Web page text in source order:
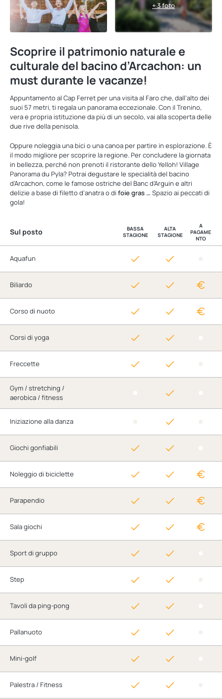
+ 3 foto
Scoprire il patrimonio naturale e
culturale del bacino d’Arcachon: un
must durante le vacanze!
Appuntamento al Cap Ferret per una visita al Faro che, dall’alto dei
suoi 57 metri, ti regala un panorama eccezionale. Con il Trenino,
vera e propria istituzione da più di un secolo, vai alla scoperta delle
due rive della penisola.
Oppure noleggia una bici o una canoa per partire in esplorazione. È
il modo migliore per scoprire la regione. Per concludere la giornata
in bellezza, perché non prenoti il ristorante dello Yelloh! Village
Panorama du Pyla? Potrai degustare le specialità del bacino
d’Arcachon, come le famose ostriche del Banc d’Arguin e altri
delizie a base di filetto d’anatra o di foie gras … Spazio ai peccati di
gola!
Sul posto
BASSA
STAGIONE
ALTA
STAGIONE
A
PAGAME
NTO
Aquafun
Biliardo
Corso di nuoto
Corsi di yoga
Freccette
Gym / stretching /
aerobica / fitness
Iniziazione alla danza
Giochi gonfiabili
Noleggio di biciclette
Parapendio
Sala giochi
Sport di gruppo
Step
Tavoli da ping-pong
Pallanuoto
Mini-golf
Palestra / Fitness